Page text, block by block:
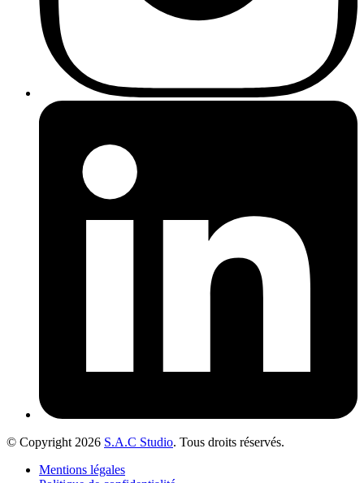
© Copyright 2026 S.A.C Studio. Tous droits réservés.
Mentions légales